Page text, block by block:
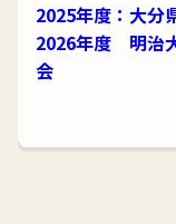
2025年度：大分
2026年度 明治
会